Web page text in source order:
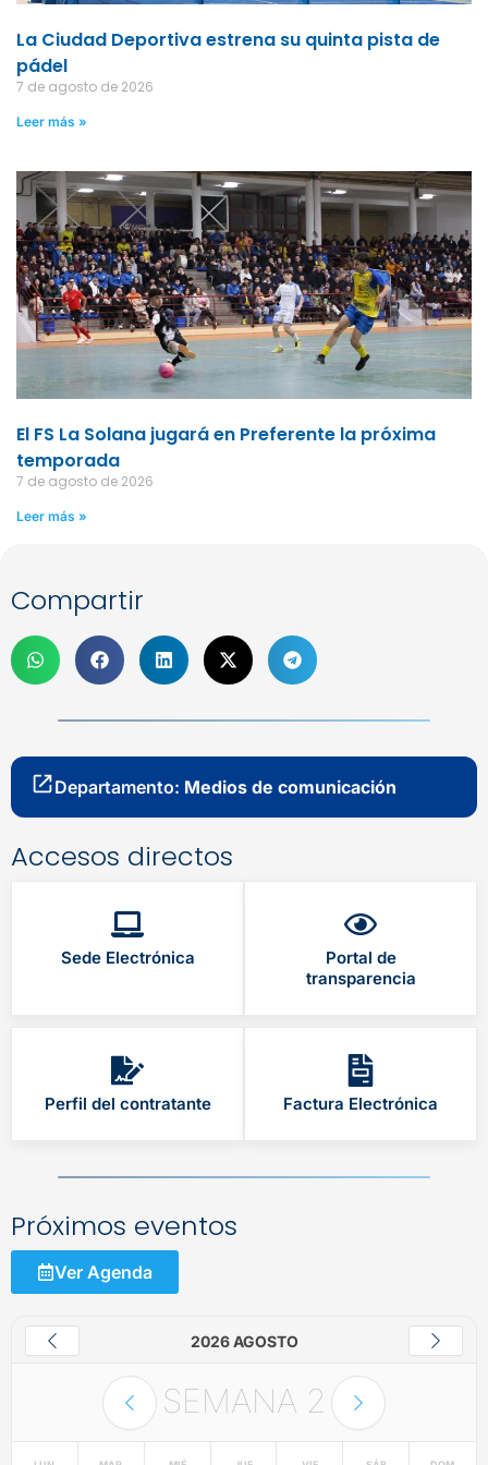
La Ciudad Deportiva estrena su quinta pista de
pádel
7 de agosto de 2026
Leer más »
El FS La Solana jugará en Preferente la próxima
temporada
7 de agosto de 2026
Leer más »
Compartir
Departamento: Medios de comunicación
Accesos directos
Sede Electrónica
Portal de
transparencia
Perfil del contratante Factura Electrónica
Próximos eventos
Ver Agenda
2026 AGOSTO
SEMANA 2